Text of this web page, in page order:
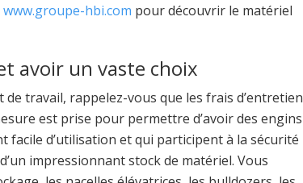
www.groupe-hbi.com pour découvrir le matériel
avoir un vaste choix
travail, rappelez-vous que les frais d’entretien
est prise pour permettre d’avoir des engins
d’utilisation et qui participent à la sécurité
impressionnant stock de matériel. Vous